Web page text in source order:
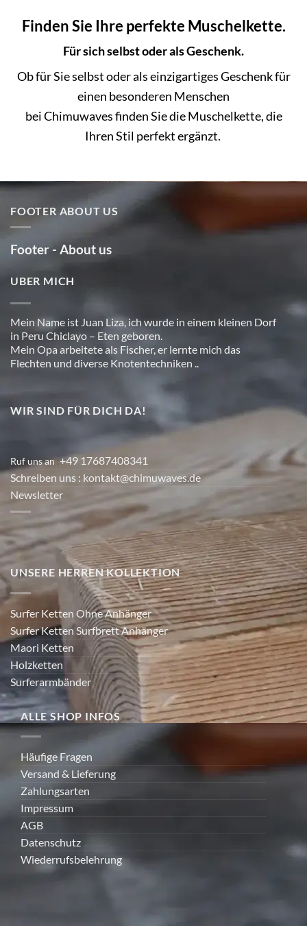
Finden Sie Ihre perfekte Muschelkette.
Für sich selbst oder als Geschenk.
Ob für Sie selbst oder als einzigartiges Geschenk für
einen besonderen Menschen
bei Chimuwaves finden Sie die Muschelkette, die
Ihren Stil perfekt ergänzt.
FOOTER ABOUT US
Footer - About us
UBER MICH
Mein Name ist Juan Liza, ich wurde in einem kleinen Dorf
in Peru Chiclayo – Eten geboren.
Mein Opa arbeitete als Fischer, er lernte mich das
Flechten und diverse Knotentechniken ..
WIR SIND FÜR DICH DA!
Ruf uns an:+49 17687408341
Schreiben uns : kontakt@chimuwaves.de
Newsletter
UNSERE HERREN KOLLEKTION
Surfer Ketten Ohne Anhänger
Surfer Ketten Surfbrett Anhänger
Maori Ketten
Holzketten
Surferarmbänder
ALLE SHOP INFOS
Häufige Fragen
Versand & Lieferung
Zahlungsarten
Impressum
AGB
Datenschutz
Wiederrufsbelehrung